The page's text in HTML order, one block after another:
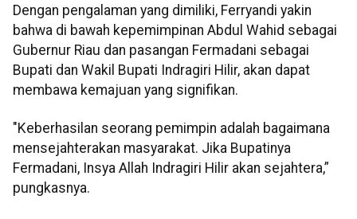
Dengan pengalaman yang dimiliki, Ferryandi yakin
bahwa di bawah kepemimpinan Abdul Wahid sebagai
Gubernur Riau dan pasangan Fermadani sebagai
Bupati dan Wakil Bupati Indragiri Hilir, akan dapat
membawa kemajuan yang signifikan.
"Keberhasilan seorang pemimpin adalah bagaimana
mensejahterakan masyarakat. Jika Bupatinya
Fermadani, Insya Allah Indragiri Hilir akan sejahtera,”
pungkasnya.